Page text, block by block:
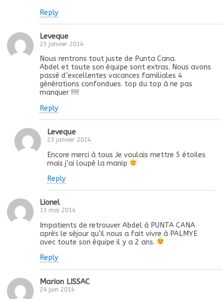
Reply
Leveque
23 janvier 2014
Nous rentrons tout juste de Punta Cana.
Abdel et toute son équipe sont extras. Nous avons
passé d’excellentes vacances familiales 4
générations confondues. top du top à ne pas
manquer !!!!
Reply
Leveque
23 janvier 2014
Encore merci à tous Je voulais mettre 5 étoiles
mais j’ai loupé la manip
Reply
Lionel
13 mai 2014
Impatients de retrouver Abdel à PUNTA CANA
après le séjour qu’il nous a fait vivre à PALMYE
avec toute son équipe il y a 2 ans.
Reply
Marion LISSAC
24 juin 2014